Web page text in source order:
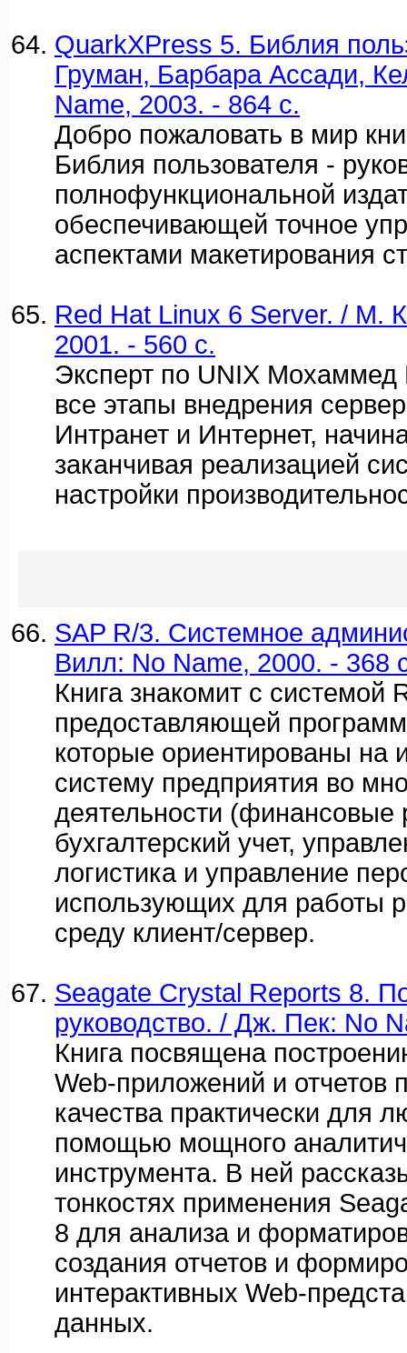
QuarkXPress 5. Библия
Груман, Барбара Ассади,
Name, 2003. - 864 c.
Добро пожаловать в мир
Библия пользователя -
полнофункциональной
обеспечивающей точное
аспектами макетирования
Red Hat Linux 6 Server. / М.
2001. - 560 c.
Эксперт по UNIX Мохаммед
все этапы внедрения
Интранет и Интернет,
заканчивая реализацией
настройки
SAP R/3. Системное
Вилл: No Name, 2000. - 368
Книга знакомит с системой
предоставляющей
которые ориентированы
систему предприятия во
деятельности (финансовые
бухгалтерский учет,
логистика и управление
использующих для работы
среду клиент/сервер.
Seagate Crystal Reports 8.
руководство. / Дж. Пек: No
Книга посвящена
Web-приложений и отчетов
качества практически для
помощью мощного
инструмента. В ней
тонкостях применения
8 для анализа и
создания отчетов и
интерактивных Web-
данных.